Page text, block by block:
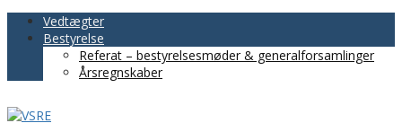
Vedtægter
Bestyrelse
Referat – bestyrelsesmøder & generalforsamlinger
Årsregnskaber